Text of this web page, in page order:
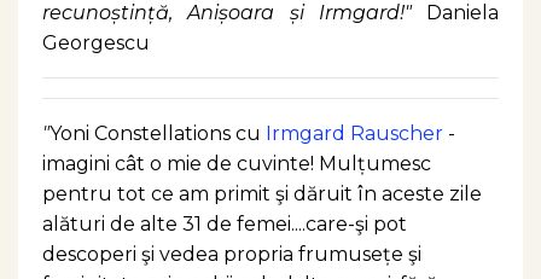
recunoștință, Anișoara și Irmgard!"Daniela
Georgescu
"Yoni Constellations cu Irmgard Rauscher -
imagini cât o mie de cuvinte! Mulțumesc
pentru tot ce am primit şi dăruit în aceste zile
alături de alte 31 de femei....care-şi pot
descoperi şi vedea propria frumusețe şi